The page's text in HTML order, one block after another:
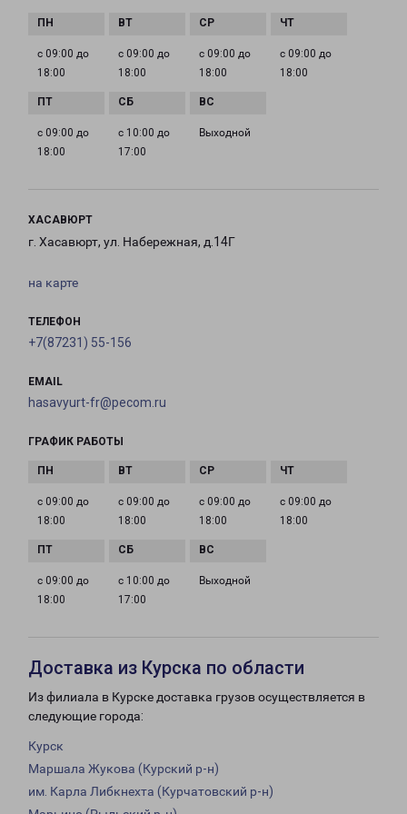
с 09:00 до
18:00
с 09:00 до
18:00
с 09:00 до
18:00
с 09:00 до
18:00
с 09:00 до
18:00
с 10:00 до
17:00
Выходной
ХАСАВЮРТ
г. Хасавюрт, ул. Набережная, д.14Г
на карте
ТЕЛЕФОН
+7(87231) 55-156
EMAIL
hasavyurt-fr@pecom.ru
ГРАФИК РАБОТЫ
с 09:00 до
18:00
с 09:00 до
18:00
с 09:00 до
18:00
с 09:00 до
18:00
с 09:00 до
18:00
с 10:00 до
17:00
Выходной
Доставка из Курска по области
Из филиала в Курске доставка грузов осуществляется в
следующие города:
Курск
Маршала Жукова (Курский р-н)
им. Карла Либкнехта (Курчатовский р-н)